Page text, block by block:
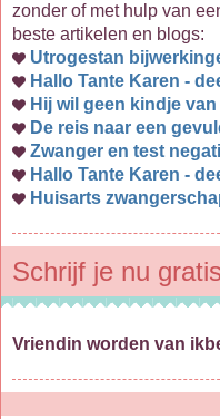
zonder of met hulp van
beste artikelen en blogs:
Utrogestan
Hallo Tante Karen -
Hij wil geen kindje
De reis naar een
Zwanger en test
Hallo Tante Karen -
Huisarts
Schrijf je nu
Vriendin worden van